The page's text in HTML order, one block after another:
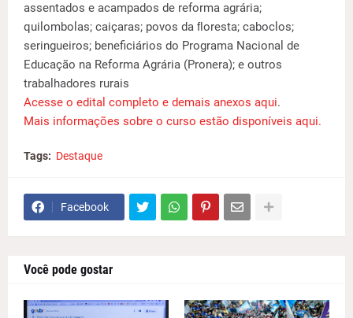
assentados e acampados de reforma agrária;
quilombolas; caiçaras; povos da ﬂoresta; caboclos;
seringueiros; beneficiários do Programa Nacional de
Educação na Reforma Agrária (Pronera); e outros
trabalhadores rurais
Acesse o edital completo e demais anexos aqui.
Mais informações sobre o curso estão disponíveis aqui.
Tags: Destaque
Facebook
Você pode gostar